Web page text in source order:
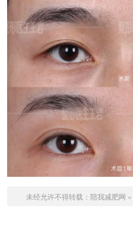
未经允许不得转载： 陪我减肥网 »